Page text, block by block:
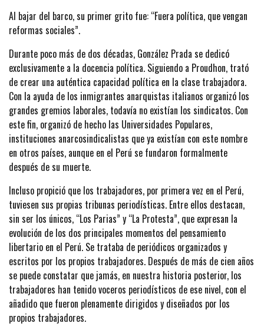
Al bajar del barco, su primer grito fue: “Fuera política, que vengan
reformas sociales”.
Durante poco más de dos décadas, González Prada se dedicó
exclusivamente a la docencia política. Siguiendo a Proudhon, trató
de crear una auténtica capacidad política en la clase trabajadora.
Con la ayuda de los inmigrantes anarquistas italianos organizó los
grandes gremios laborales, todavía no existían los sindicatos. Con
este fin, organizó de hecho las Universidades Populares,
instituciones anarcosindicalistas que ya existían con este nombre
en otros países, aunque en el Perú se fundaron formalmente
después de su muerte.
Incluso propició que los trabajadores, por primera vez en el Perú,
tuviesen sus propias tribunas periodísticas. Entre ellos destacan,
sin ser los únicos, “Los Parias” y “La Protesta”, que expresan la
evolución de los dos principales momentos del pensamiento
libertario en el Perú. Se trataba de periódicos organizados y
escritos por los propios trabajadores. Después de más de cien años
se puede constatar que jamás, en nuestra historia posterior, los
trabajadores han tenido voceros periodísticos de ese nivel, con el
añadido que fueron plenamente dirigidos y diseñados por los
propios trabajadores.